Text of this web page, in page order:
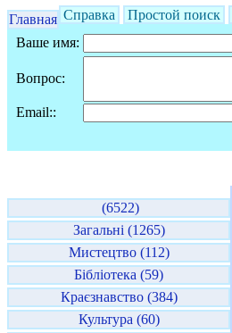
Главная Справка Простой поиск
Ваше имя:
Вопрос:
Email::
(6522)
Загальні (1265)
Мистецтво (112)
Бібліотека (59)
Краєзнавство (384)
Культура (60)